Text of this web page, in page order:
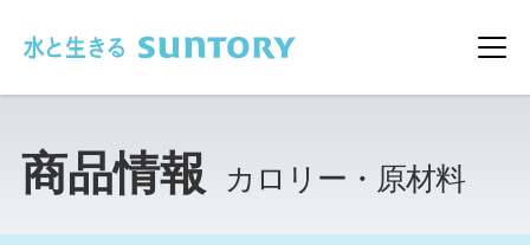
メ
商品情報 カロリー・原材料